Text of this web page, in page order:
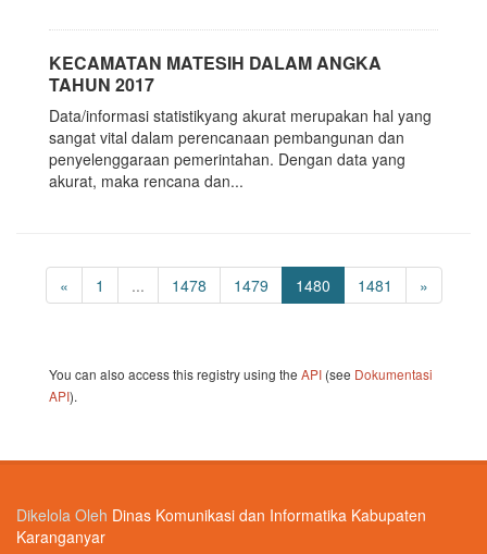
KECAMATAN MATESIH DALAM ANGKA
TAHUN 2017
Data/informasi statistikyang akurat merupakan hal yang
sangat vital dalam perencanaan pembangunan dan
penyelenggaraan pemerintahan. Dengan data yang
akurat, maka rencana dan...
« 1 ... 1478 1479 1480 1481 »
You can also access this registry using the API (see Dokumentasi
API).
Dikelola Oleh Dinas Komunikasi dan Informatika Kabupaten
Karanganyar